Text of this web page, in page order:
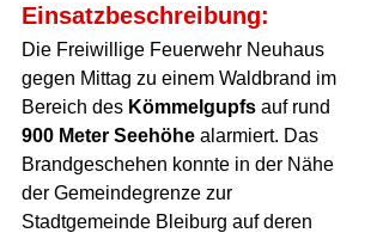
Einsatzbeschreibung:
Die Freiwillige Feuerwehr Neuhaus
gegen Mittag zu einem Waldbrand im
Bereich des Kömmelgupfs auf rund
900 Meter Seehöhe alarmiert. Das
Brandgeschehen konnte in der Nähe
der Gemeindegrenze zur
Stadtgemeinde Bleiburg auf deren